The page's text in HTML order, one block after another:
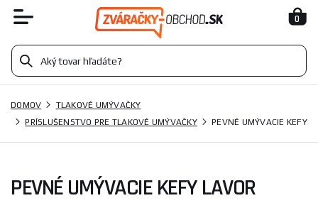
0
DOMOV
TLAKOVÉ UMÝVAČKY
PRÍSLUŠENSTVO PRE TLAKOVÉ UMÝVAČKY
PEVNÉ UMÝVACIE KEFY
PEVNÉ UMÝVACIE KEFY LAVOR